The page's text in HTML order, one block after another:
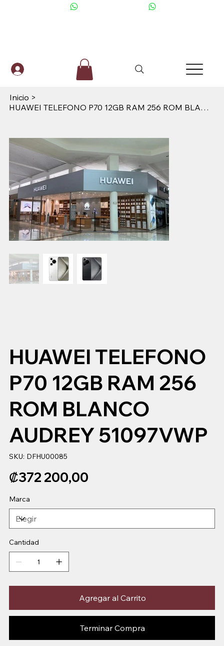
Inicio >
HUAWEI TELEFONO P70 12GB RAM 256 ROM BLANCO AUDREY 51097VWP
HUAWEI TELEFONO
P70 12GB RAM 256
ROM BLANCO
AUDREY 51097VWP
SKU: SKU
DFHU00085
DFHU00085
Precio
₡372 200,00
Marca
Cantidad
Agregar al Carrito
Terminar Compra